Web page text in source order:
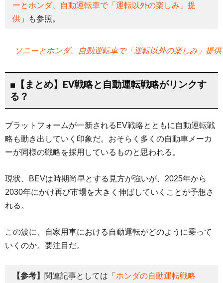
ーとホンダ、自動運転車で「運転以外の楽しみ」提
供 」も参照。
ソニーとホンダ、自動運転車で「運転以外の楽しみ」提供
■【まとめ】EV戦略と自動運転戦略がリンクす
る？
プラットフォームが一新されるEV戦略とともに自動運転戦
略も動き出していく印象だ。おそらく多くの自動車メーカ
ーが同様の戦略を採用しているものと思われる。
現状、BEVは時期尚早とする見方が強いが、2025年から
2030年にかけ再び市場を大きく伸ばしていくことが予想さ
れる。
この波に、自家用車における自動運転がどのように乗って
いくのか。要注目だ。
【参考】 関連記事としては「 ホンダの自動運転戦略